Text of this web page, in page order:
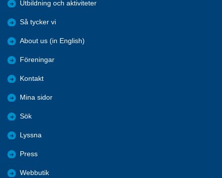
Utbildning och aktiviteter
Så tycker vi
About us (in English)
Föreningar
Kontakt
Mina sidor
Sök
Lyssna
Press
Webbutik